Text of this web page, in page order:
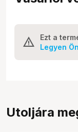
Ezt a
Legyen
Utoljára